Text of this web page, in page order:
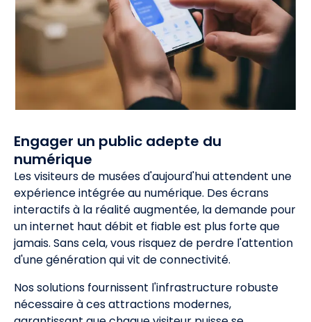
Engager un public adepte du
numérique
Les visiteurs de musées d'aujourd'hui attendent une
expérience intégrée au numérique. Des écrans
interactifs à la réalité augmentée, la demande pour
un internet haut débit et fiable est plus forte que
jamais. Sans cela, vous risquez de perdre l'attention
d'une génération qui vit de connectivité.
Nos solutions fournissent l'infrastructure robuste
nécessaire à ces attractions modernes,